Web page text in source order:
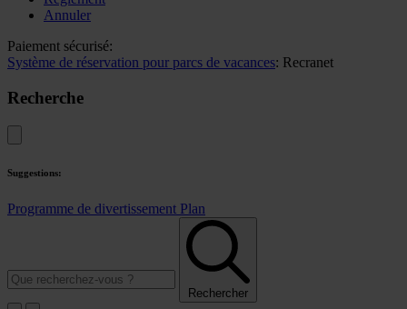
Annuler
Paiement sécurisé:
Système de réservation pour parcs de vacances: Recranet
Recherche
Suggestions:
Programme de divertissement Plan
Rechercher